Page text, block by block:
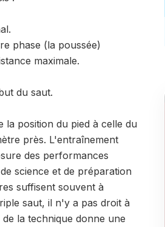
phase (la poussée)
maximale.
du saut.
la position du pied à celle du
près. L'entraînement
des performances
science et de préparation
suffisent souvent à
saut, il n'y a pas droit à
la technique donne une